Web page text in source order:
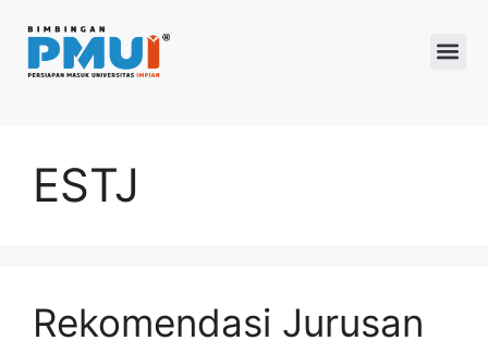
ESTJ
Rekomendasi Jurusan